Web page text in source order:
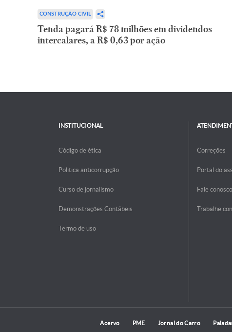
CONSTRUÇÃO CIVIL
Tenda pagará R$ 78 milhões em dividendos
intercalares, a R$ 0,63 por ação
INSTITUCIONAL
Código de ética
Politica anticorrupção
Curso de jornalismo
Demonstrações Contábeis
Termo de uso
Correções
Portal do
Fale conosco
Trabalhe
Acervo PME Jornal do Carro